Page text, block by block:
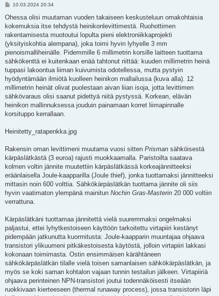
V
e
t
i
10.03.2024 20:34
Ohessa olisi muutaman vuoden takaiseen keskusteluun omakohtaisia
kokemuksia itse tehdystä heinikonlevittimestä. Ruohottimen
rakentamisesta muotoutui lopulta pieni elektroniikkaprojekti
(yksityiskohtia alempana), joka toimi hyvin lyhyelle 3 mm
pienoismalliheinälle. Pidemmille 6 millimetrin korsille laitteen tuottama
sähkökenttä ei kuitenkaan enää tahtonut riittää: kuuden millimetrin heinä
tuppasi lakoontua liiman kuivumista odotellessa, mutta pystyin
hyödyntämään ilmiötä kuolleen heinikon mallailussa (kuva alla). 12
millimetrin heinät olivat puolestaan aivan liian isoja, jotta levittimen
sähkövaraus olisi saanut pidettyä niitä pystyssä. Korkean, elävän
heinikon mallinnuksessa jouduin painamaan korret liimapinnalle
korsituppo kerrallaan.
Heinitetty_ratapenkka.jpg
Rakensin oman levittimeni muutama vuosi sitten Prisman sähköisestä
kärpäslätkästä (3 euroa) rajusti muokkaamalla. Paristoilta saatava
kolmen voltin jännite muutettiin kärpäslätkässä korkeajännitteeksi
eräänlaisella Joule-kaapparilla (Joule thief), jonka tuottamaksi jännitteeksi
mittasin noin 600 volttia. Sähkökärpäslätkän tuottama jännite oli siis
hyvin vaatimaton ylempänä mainitun Nochin Gras-Masterin 20 000 voltiin
verrattuna.
Kärpäslätkäni tuottamaa jännitettä vielä suuremmaksi ongelmaksi
paljastui, ettei lyhytkestoiseen käyttöön tarkoitettu virtapiiri kestänyt
pidempään jatkunutta kuormitusta: Joule-kaapparin muuntajaa ohjaava
transistori ylikuumeni pitkäkestoisesta käytöstä, jolloin virtapiiri lakkasi
kokonaan toimimasta. Ostin ensimmäisen kärähtäneen
sähkökärpäslätkän tilalle vielä toisen samanlaisen sähkökärpäslätkän, ja
myös se koki saman kohtalon vajaan tunnin testailun jälkeen. Virtapiiriä
ohjaava perinteinen NPN-transistori joutui todennäköisesti itseään
ruokkivaan kierteeseen (thermal runaway process), jossa transistorin läpi